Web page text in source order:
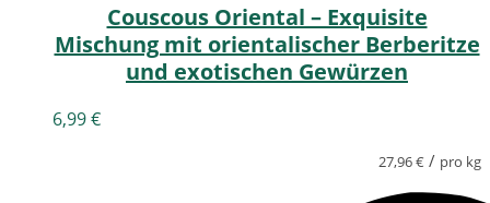
Couscous Oriental – Exquisite
Mischung mit orientalischer Berberitze
und exotischen Gewürzen
6,99€
27,96€ / pro kg